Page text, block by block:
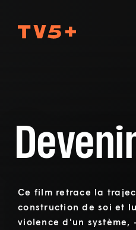
Ce film retrace la
construction de soi et
violence d'un